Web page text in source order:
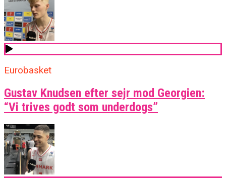
Eurobasket
Gustav Knudsen efter sejr mod Georgien:
“Vi trives godt som underdogs”